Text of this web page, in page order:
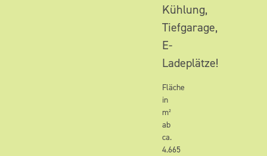
Kühlung,
Tiefgarage,
E-
Ladeplätze!
Fläche
in
m²
ab
ca.
4.665